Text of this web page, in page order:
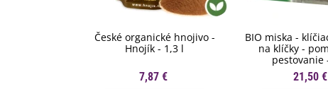
České organické hnojivo -
Hnojík - 1,3 l
7,87 €
BIO miska -
na klíčky -
pestovanie
21,50 €